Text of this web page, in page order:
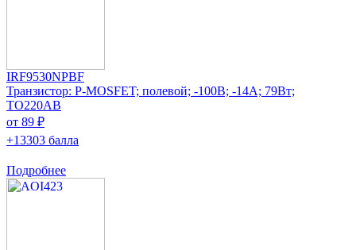
IRF9530NPBF
Транзистор: P-MOSFET; полевой; -100В; -14А; 79Вт;
TO220AB
от 89 ₽
+13303 балла
Подробнее